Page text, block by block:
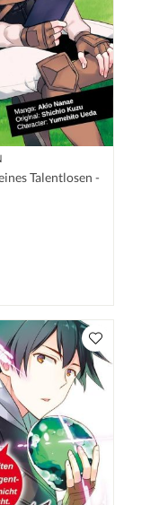
Talentlosen -